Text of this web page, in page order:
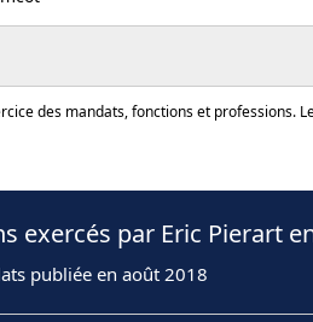
des mandats, fonctions et professions.
exercés par Eric Pierart
publiée en août 2018